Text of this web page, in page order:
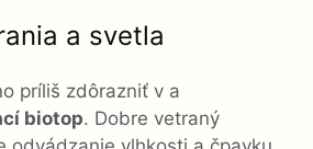
a svetla
príliš zdôrazniť v a
biotop. Dobre vetraný